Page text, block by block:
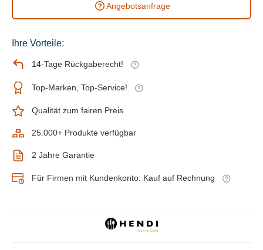
Angebotsanfrage
Ihre Vorteile:
14-Tage Rückgaberecht!
Top-Marken, Top-Service!
Qualität zum fairen Preis
25.000+ Produkte verfügbar
2 Jahre Garantie
Für Firmen mit Kundenkonto: Kauf auf Rechnung